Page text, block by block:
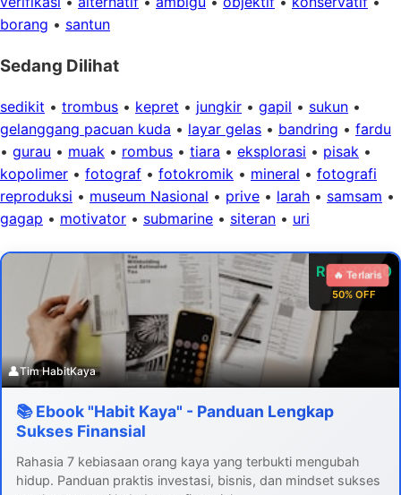
borang • santun
Sedang Dilihat
sedikit • trombus • kepret • jungkir • gapil • sukun •
gelanggang pacuan kuda • layar gelas • bandring • fardu
• gurau • muak • rombus • tiara • eksplorasi • pisak •
kopolimer • fotograf • fotokromik • mineral • fotografi
reproduksi • museum Nasional • prive • larah • samsam •
gagap • motivator • submarine • siteran • uri
Rp 99.000
50% OFF
🔥 Terlaris
👤Tim HabitKaya
📚 Ebook "Habit Kaya" - Panduan Lengkap
Sukses Finansial
Rahasia 7 kebiasaan orang kaya yang terbukti mengubah
hidup. Panduan praktis investasi, bisnis, dan mindset sukses